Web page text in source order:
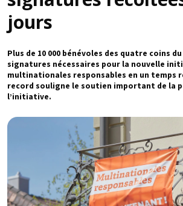
jours
Plus de 10 000 bénévoles des quatre coins
signatures nécessaires pour la nouvelle
multinationales responsables en un temps
record souligne le soutien important de la
l’initiative.